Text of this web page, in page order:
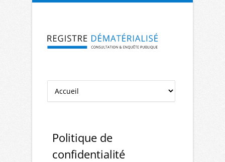
Aller à la navigation Aller au contenu
Politique de
confidentialité